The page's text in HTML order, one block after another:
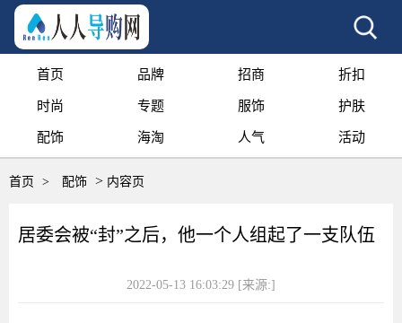
首页 品牌 招商 折扣
时尚 专题 服饰 护肤
配饰 海淘 人气 活动
首页 > 配饰 > 内容页
居委会被“封”之后，他一个人组起了一支队伍
2022-05-13 16:03:29 [来源:]